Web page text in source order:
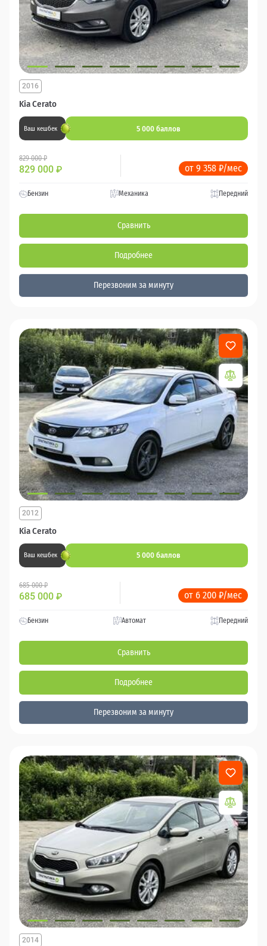
Kia Cerato
2016
Ваш кешбек 5 000 баллов
829 000 ₽
829 000 ₽ от 9 358 ₽/мес
Бензин Механика Передний
Сравнить
Подробнее
Перезвоним за минуту
Kia Cerato
2012
Ваш кешбек 5 000 баллов
685 000 ₽
685 000 ₽ от 6 200 ₽/мес
Бензин Автомат Передний
Сравнить
Подробнее
Перезвоним за минуту
2014